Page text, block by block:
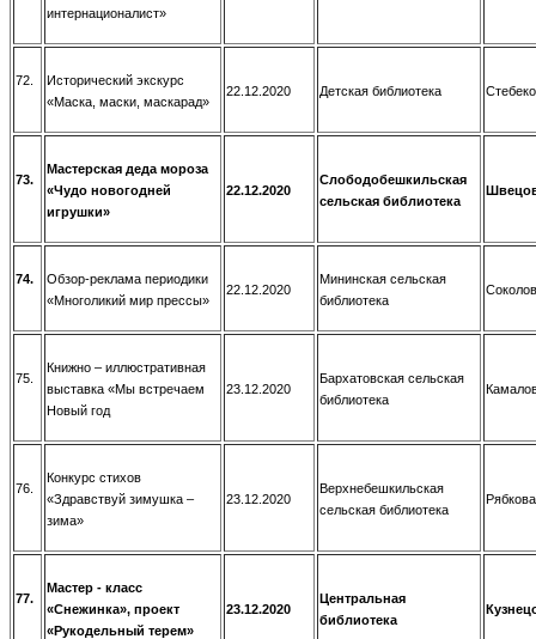
интернационалист»
72.
Исторический экскурс
«Маска, маски, маскарад»
22.12.2020 Детская библиотека
73.
Мастерская деда мороза
«Чудо новогодней
игрушки»
22.12.2020
Слободобешкильская
сельская библиотека
74.
Обзор-реклама периодики
«Многоликий мир прессы»
22.12.2020
Мининская сельская
библиотека
75.
Книжно – иллюстративная
выставка «Мы встречаем
Новый год
23.12.2020
Бархатовская сельская
библиотека
76.
Конкурс стихов
«Здравствуй зимушка –
зима»
23.12.2020
Верхнебешкильская
сельская библиотека
77.
Мастер - класс
«Снежинка», проект
«Рукодельный терем»
23.12.2020
Центральная
библиотека